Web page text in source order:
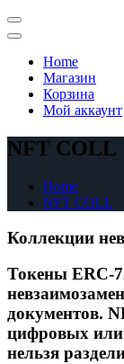
Skip
to
Home
Магазин
Корзина
Мой аккаунт
NFT COLL
Home
NFT COLL
Коллекции
Токены ERC-
документов.
цифровых или
нельзя